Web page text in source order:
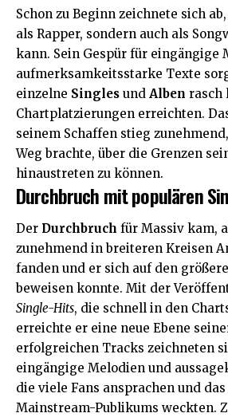
Schon zu Beginn zeichnete sich
als Rapper, sondern auch als
kann. Sein Gespür für eingängige
aufmerksamkeitsstarke Texte
einzelne Singles und Alben rasch
Chartplatzierungen erreichten.
seinem Schaffen stieg
Weg brachte, über die Grenzen
hinaustreten zu können.
Durchbruch mit populären
Der Durchbruch für Massiv kam,
zunehmend in breiteren Kreisen
fanden und er sich auf den
beweisen konnte. Mit der
Single-Hits, die schnell in den
erreichte er eine neue Ebene
erfolgreichen Tracks zeichneten
eingängige Melodien und
die viele Fans ansprachen und
Mainstream-Publikums weckten.